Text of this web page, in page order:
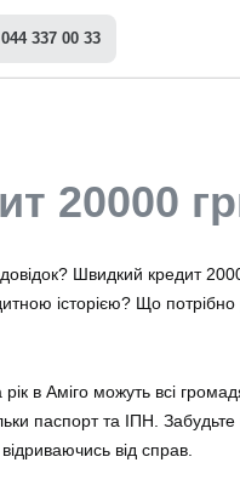
337 00 33
20000
довідок? Швидкий кредит
історією? Що
в Аміго можуть всі
паспорт та ІПН.
від справ.